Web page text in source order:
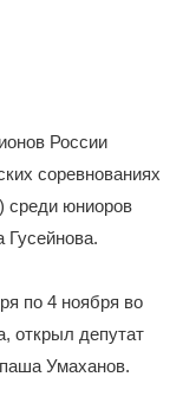
России
соревнованиях
среди юниоров
по 4 ноября во
открыл депутат
Умаханов.